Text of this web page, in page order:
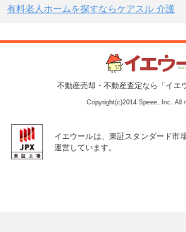
有料老人ホームを探すならケアスル 介護
不動産売却・不動産査定なら「イエ
Copyright(c)2014 Speee, Inc. All
イエウールは、東証スタンダード市
運営しています。